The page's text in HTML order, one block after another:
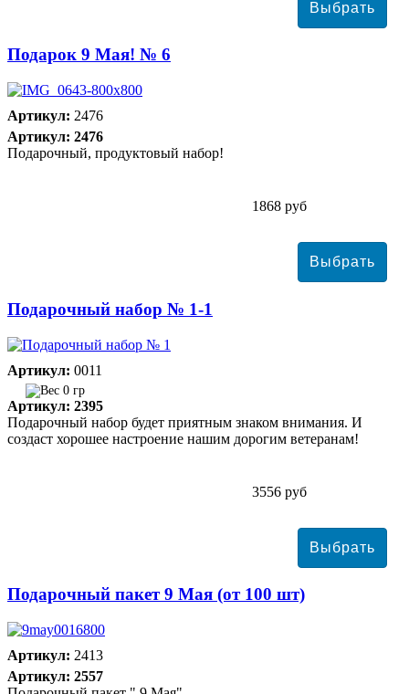
Подарок 9 Мая! № 6
Артикул: 2476
Артикул: 2476
Подарочный, продуктовый набор!
1868 руб
Подарочный набор № 1-1
Артикул: 0011
0 гр
Артикул: 2395
Подарочный набор будет приятным знаком внимания. И
создаст хорошее настроение нашим дорогим ветеранам!
3556 руб
Подарочный пакет 9 Мая (от 100 шт)
Артикул: 2413
Артикул: 2557